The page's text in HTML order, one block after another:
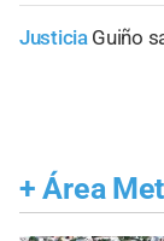
Justicia Guiño
+ Área